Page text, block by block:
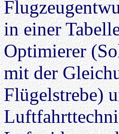
in einer
Optimierer
mit der
Flügelstrebe)